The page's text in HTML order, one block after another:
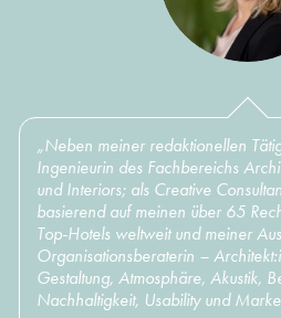
„Neben meiner redaktionellen
Ingenieurin des Fachbereichs
und Interiors; als Creative
basierend auf meinen über 65
Top-Hotels weltweit und meiner
Organisationsberaterin –
Gestaltung, Atmosphäre, Akustik,
Nachhaltigkeit, Usability und